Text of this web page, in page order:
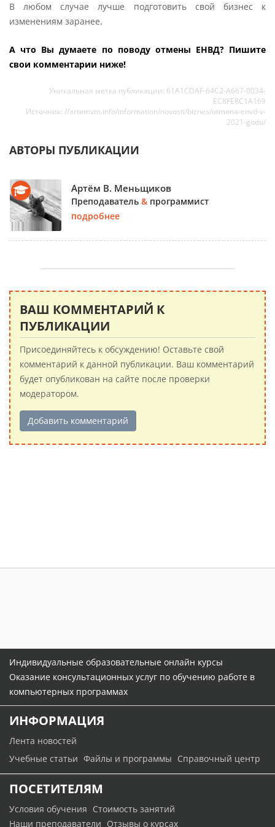
В любом случае лучше подготовить свой бизнес к
изменениям заранее.
А что Вы думаете по поводу отмены ЕНВД? Пишите
свои комментарии ниже!
Уникальная метка публикации: 61A1CDAF-64C2-A667-0034-
EC8FE8C1A169
Источник: //artemvm.info/information/novosti/biznes/otmena-envd-v-
2021-godu/
АВТОРЫ ПУБЛИКАЦИИ
Артём В. Меньщиков
Преподаватель & программист
подробнее
ВАШ КОММЕНТАРИЙ К
ПУБЛИКАЦИИ
Присоединяйтесь к обсуждению! Оставьте свой
комментарий к данной публикации. Ваш комментарий
будет опубликован на сайте после проверки
модератором.
Добавить комментарий
Индивидуальные образовательные онлайн курсы
Оказание консультационных услуг по обучению работе в
компьютерных программах
ИНФОРМАЦИЯ
Лента новостей
Учебные статьи Файлы и программы Справочный центр
ПОСЕТИТЕЛЯМ
Условия обучения Стоимость занятий
Наши преподаватели Отзывы о курсах